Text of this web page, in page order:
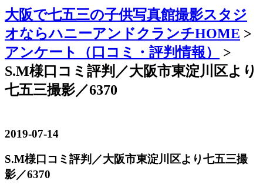
大阪で七五三の子供写真館撮影スタジ
オならハニーアンドクランチHOME >
アンケート（口コミ・評判情報）
>
S.M様口コミ評判／大阪市東淀川区より
七五三撮影／6370
2019-07-14
S.M様口コミ評判／大阪市東淀川区より七五三撮
影／6370